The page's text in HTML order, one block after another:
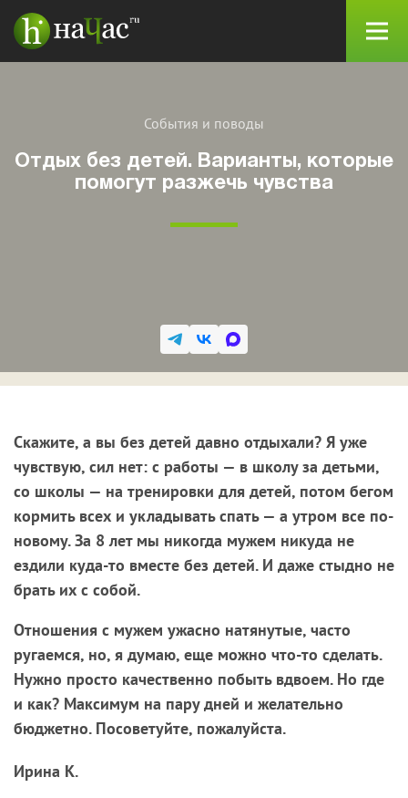
События и поводы
Отдых без детей. Варианты, которые
помогут разжечь чувства
Скажите, а вы без детей давно отдыхали? Я уже
чувствую, сил нет: с работы — в школу за детьми,
со школы — на тренировки для детей, потом бегом
кормить всех и укладывать спать — а утром все по-
новому. За 8 лет мы никогда мужем никуда не
ездили куда-то вместе без детей. И даже стыдно не
брать их с собой.
Отношения с мужем ужасно натянутые, часто
ругаемся, но, я думаю, еще можно что-то сделать.
Нужно просто качественно побыть вдвоем. Но где
и как? Максимум на пару дней и желательно
бюджетно. Посоветуйте, пожалуйста.
Ирина К.